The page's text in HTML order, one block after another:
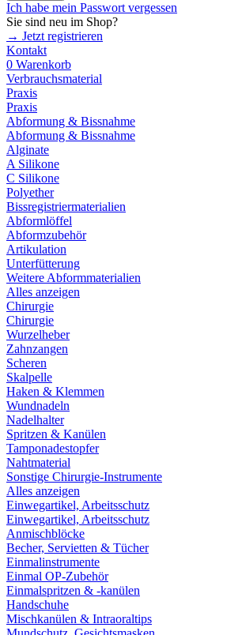
Ich habe mein Passwort vergessen
Sie sind neu im Shop?
→ Jetzt registrieren
Kontakt
0 Warenkorb
Verbrauchsmaterial
Praxis
Praxis
Abformung & Bissnahme
Abformung & Bissnahme
Alginate
A Silikone
C Silikone
Polyether
Bissregistriermaterialien
Abformlöffel
Abformzubehör
Artikulation
Unterfütterung
Weitere Abformmaterialien
Alles anzeigen
Chirurgie
Chirurgie
Wurzelheber
Zahnzangen
Scheren
Skalpelle
Haken & Klemmen
Wundnadeln
Nadelhalter
Spritzen & Kanülen
Tamponadestopfer
Nahtmaterial
Sonstige Chirurgie-Instrumente
Alles anzeigen
Einwegartikel, Arbeitsschutz
Einwegartikel, Arbeitsschutz
Anmischblöcke
Becher, Servietten & Tücher
Einmalinstrumente
Einmal OP-Zubehör
Einmalspritzen & -kanülen
Handschuhe
Mischkanülen & Intraoraltips